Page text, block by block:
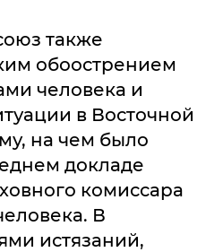
также
обоострением
человека и
в Восточной
на чем было
докладе
комиссара
В
истязаний,